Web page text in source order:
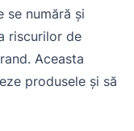
se numără și
riscurilor de
Aceasta
produsele și să